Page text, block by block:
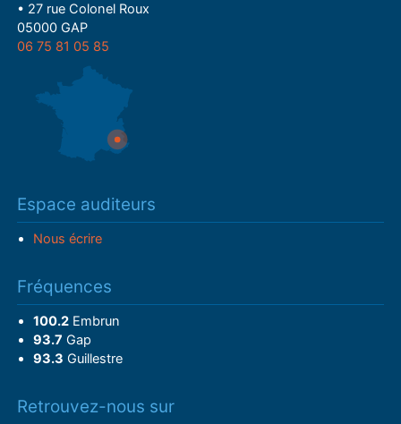
• 27 rue Colonel Roux
05000 GAP
06 75 81 05 85
Espace auditeurs
Nous écrire
Fréquences
100.2Embrun
93.7 Gap
93.3 Guillestre
Retrouvez-nous sur